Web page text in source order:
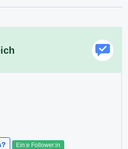
Ein:e Follower:in